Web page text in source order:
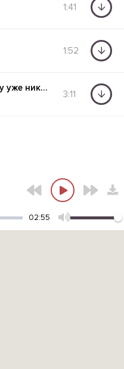
1:41
1:52
Я разлюбил тебя походу уже никогда
3:11
02:55